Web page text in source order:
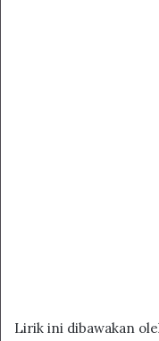
Lirik ini dibawakan